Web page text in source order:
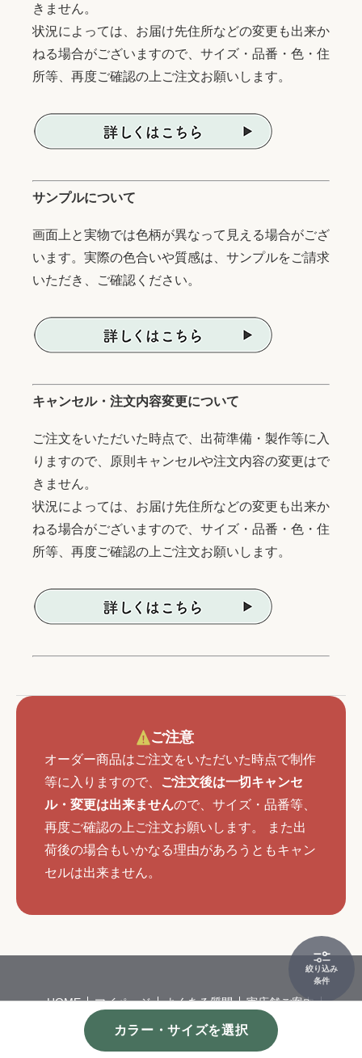
絞り込み
条件
カラー・サイズを選択
きません。
状況によっては、お届け先住所などの変更も出来か
ねる場合がございますので、サイズ・品番・色・住
所等、再度ご確認の上ご注文お願いします。
サンプルについて
画面上と実物では色柄が異なって見える場合がござ
います。実際の色合いや質感は、サンプルをご請求
いただき、ご確認ください。
キャンセル・注文内容変更について
ご注文をいただいた時点で、出荷準備・製作等に入
りますので、原則キャンセルや注文内容の変更はで
きません。
状況によっては、お届け先住所などの変更も出来か
ねる場合がございますので、サイズ・品番・色・住
所等、再度ご確認の上ご注文お願いします。
ご注意
オーダー商品はご注文をいただいた時点で制作
等に入りますので、
ご注文後は一切キャンセ
ル・変更は出来ませんので、サイズ・品番等、
再度ご確認の上ご注文お願いします。 また出
荷後の場合もいかなる理由があろうともキャン
セルは出来ません。
HOME マイページ よくある質問
実店舗ご案内
会社概要
特定商取引 個人情報保護方針
カーペット・カーテンの通販サイトならインテリアショップゆうあ
い